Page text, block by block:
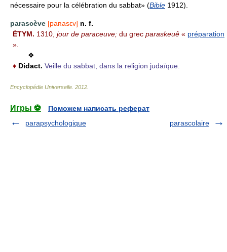
nécessaire pour la célébration du sabbat» (Bible 1912).
parascève [paʀasɛv] n. f.
ÉTYM. 1310, jour de paraceuve; du grec paraskeuê « préparation
».
❖
♦ Didact. Veille du sabbat, dans la religion judaïque.
Encyclopédie Universelle 2012
Игры ⚽
Поможем написать реферат
parapsychologique
parascolaire